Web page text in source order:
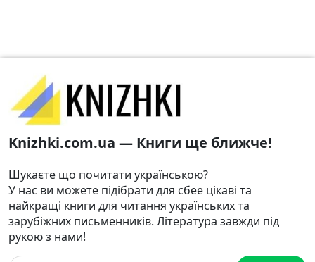
Knizhki.com.ua — Книги ще ближче!
Шукаєте що почитати українською?
У нас ви можете підібрати для сбее цікаві та
найкращі книги для читання українських та
зарубіжних письменників. Література завжди під
рукою з нами!